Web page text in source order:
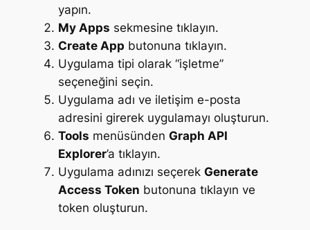
yapın.
My Apps sekmesine tıklayın.
Create App butonuna tıklayın.
Uygulama tipi olarak “işletme”
seçeneğini seçin.
Uygulama adı ve iletişim e-posta
adresini girerek uygulamayı oluşturun.
Tools menüsünden Graph API
Explorer’a tıklayın.
Uygulama adınızı seçerek Generate
Access Token butonuna tıklayın ve
token oluşturun.